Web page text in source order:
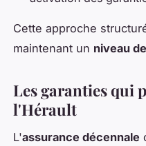
Cette approche
maintenant un niveau
Les garanties qui
l'Hérault
L'assurance décennale